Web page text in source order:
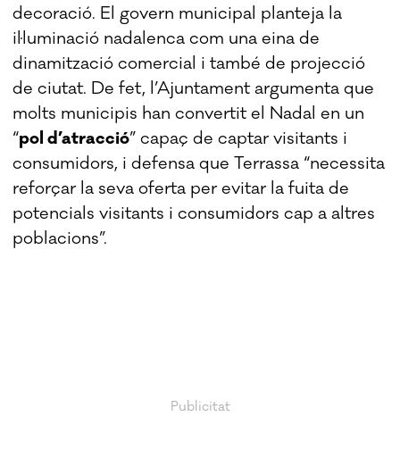
decoració. El govern municipal planteja la
il·luminació nadalenca com una eina de
dinamització comercial i també de projecció
de ciutat. De fet, l’Ajuntament argumenta que
molts municipis han convertit el Nadal en un
“pol d’atracció” capaç de captar visitants i
consumidors, i defensa que Terrassa “necessita
reforçar la seva oferta per evitar la fuita de
potencials visitants i consumidors cap a altres
poblacions”.